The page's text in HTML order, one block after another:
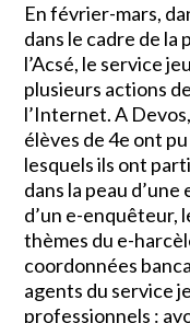
En février-mars,
dans le cadre de la
l’Acsé, le service
plusieurs actions
l’Internet. A
élèves de 4e ont
lesquels ils ont
dans la peau
d’un e-enquêteur,
thèmes du e-
coordonnées
agents du service
professionnels :